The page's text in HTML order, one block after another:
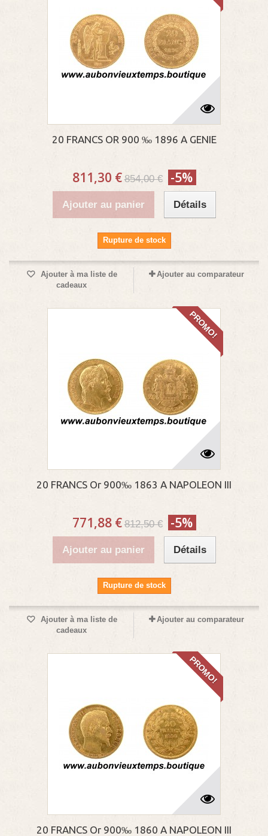
20 FRANCS OR 900 ‰ 1896 A GENIE
811,30 € 854,00 € -5%
Ajouter au panier Détails
Rupture de stock
Ajouter à ma liste de
cadeaux
Ajouter au comparateur
PROMO!
20 FRANCS Or 900‰ 1863 A NAPOLEON III
771,88 € 812,50 € -5%
Ajouter au panier Détails
Rupture de stock
Ajouter à ma liste de
cadeaux
Ajouter au comparateur
PROMO!
20 FRANCS Or 900‰ 1860 A NAPOLEON III